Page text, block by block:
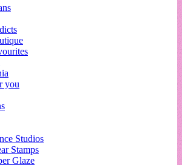
you
Studios
Stamps
Glaze